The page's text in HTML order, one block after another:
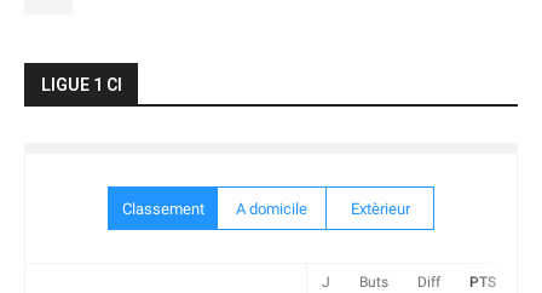
LIGUE 1 CI
Classement A domicile Extèrieur
J Buts Diff PTS